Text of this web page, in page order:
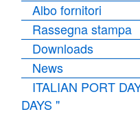
Albo fornitori
Rassegna stampa
Downloads
News
ITALIAN PORT
DAYS "